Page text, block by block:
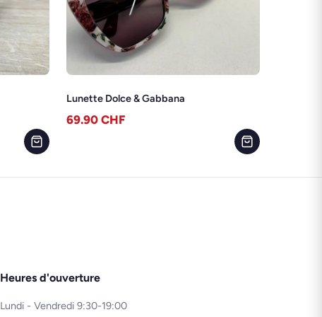
Lunette Dolce & Gabbana
69.90 CHF
Heures d'ouverture
Lundi - Vendredi 9:30-19:00